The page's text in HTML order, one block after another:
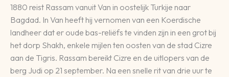
1880 reist Rassam vanuit Van in oostelijk Turkije naar
Bagdad. In Van heeft hij vernomen van een Koerdische
landheer dat er oude bas-reliëfs te vinden zijn in een grot bij
het dorp Shakh, enkele mijlen ten oosten van de stad Cizre
aan de Tigris. Rassam bereikt Cizre en de uitlopers van de
berg Judi op 21 september. Na een snelle rit van drie uur te